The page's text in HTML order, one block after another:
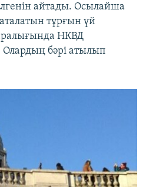
айтады. Осылайша
тұрғын үй
НКВД
Олардың бәрі атылып